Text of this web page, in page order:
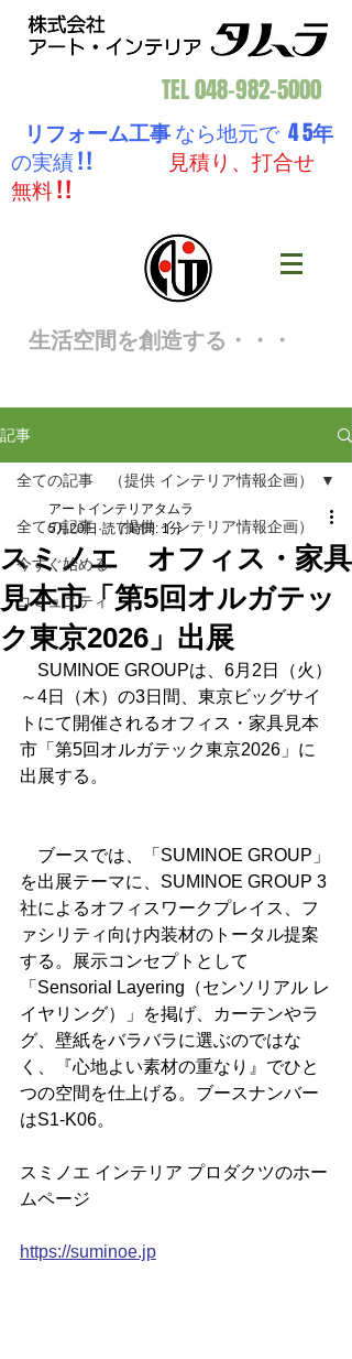
TEL048-982-5000
リフォーム工事なら地元で 4 5年
の実績 ! !
見積り、打合せ
無料 ! !
生活空間を創造する・・・
記事
全ての記事 （提供 インテリア情報企画）
今すぐ始める
コミュニティ
全ての記事 （提供 インテリア情報企画）
スミノエ オフィス・家具
見本市「第5回オルガテッ
ク東京2026」出展
アートインテリアタムラ
5月20日 読了時間: 1分
SUMINOE GROUPは、6月2日（火）
～4日（木）の3日間、東京ビッグサイ
トにて開催されるオフィス・家具見本
市「第5回オルガテック東京2026」に
出展する。
ブースでは、「SUMINOE GROUP」
を出展テーマに、SUMINOE GROUP 3
社によるオフィスワークプレイス、フ
ァシリティ向け内装材のトータル提案
する。展示コンセプトとして
「Sensorial Layering（センソリアル レ
イヤリング）」を掲げ、カーテンやラ
グ、壁紙をバラバラに選ぶのではな
く、『心地よい素材の重なり』でひと
つの空間を仕上げる。ブースナンバー
はS1-K06。
スミノエ インテリア プロダクツのホー
ムページ
https://suminoe.jp